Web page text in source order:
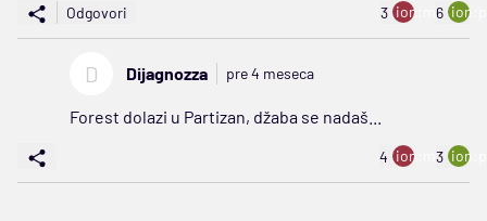
Odgovori 3 ion:minus
6
D Dijagnozza pre 4 meseca
Forest dolazi u Partizan, džaba se nadaš...
4 ion:minus
3